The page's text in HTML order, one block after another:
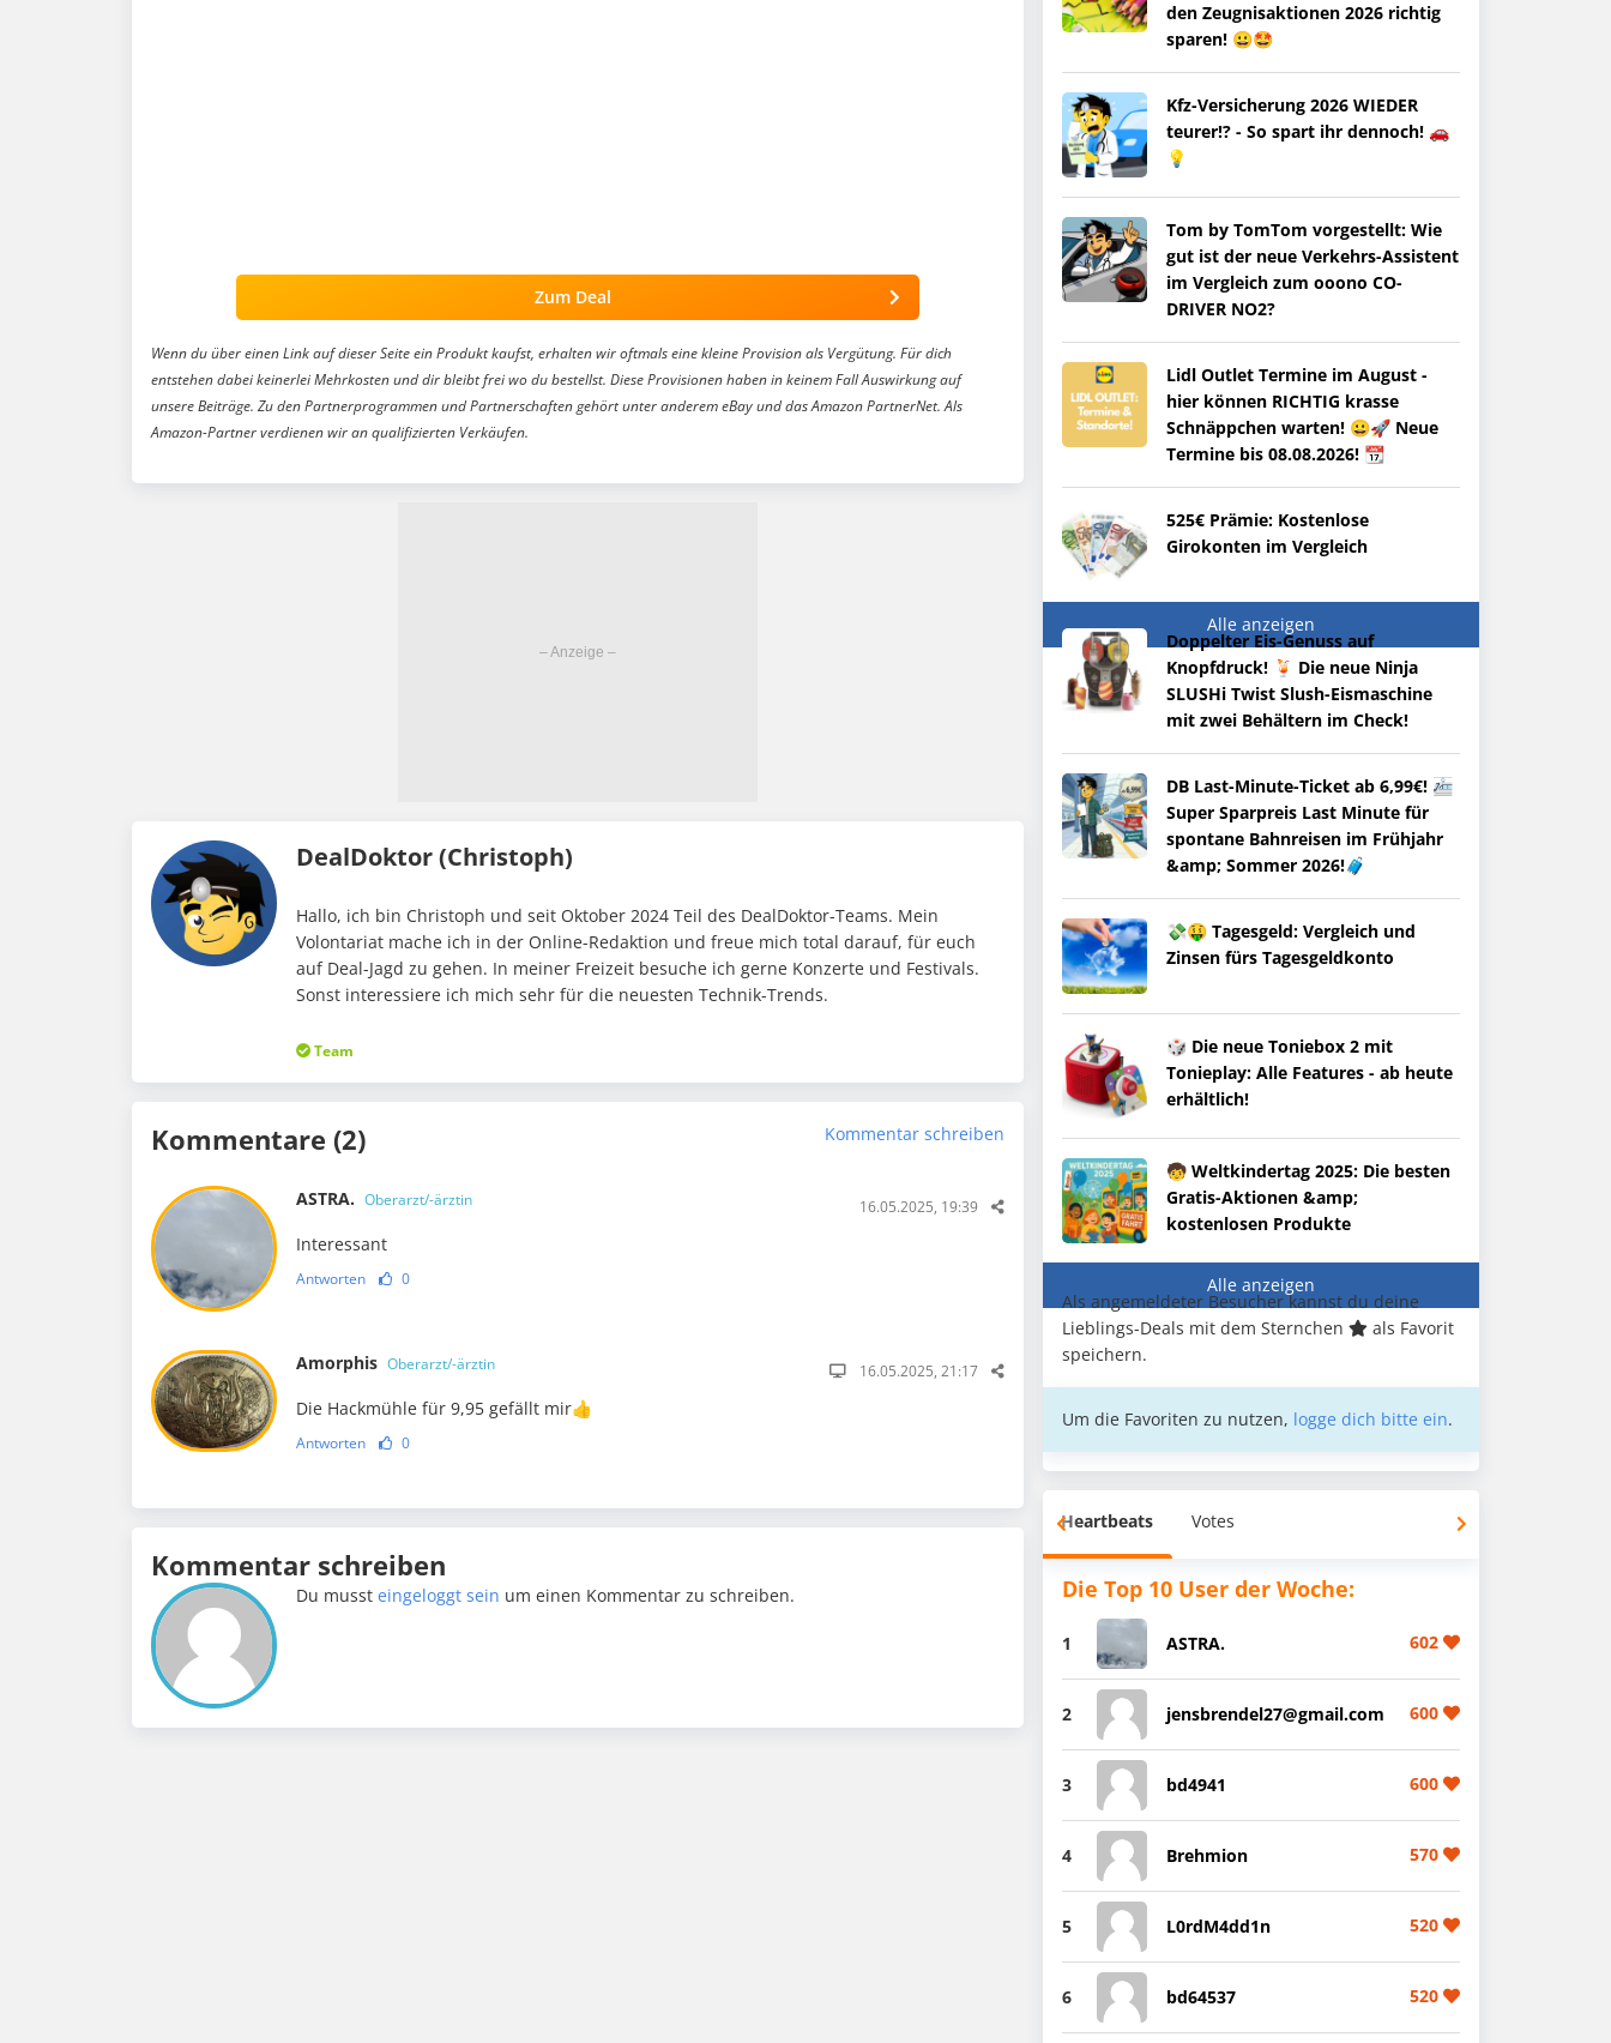
Zum Deal
Wenn du über einen Link auf dieser Seite ein Produkt kaufst, erhalten wir oftmals eine kleine Provision als Vergütung. Für dich
entstehen dabei keinerlei Mehrkosten und dir bleibt frei wo du bestellst. Diese Provisionen haben in keinem Fall Auswirkung auf
unsere Beiträge. Zu den Partnerprogrammen und Partnerschaften gehört unter anderem eBay und das Amazon PartnerNet. Als
Amazon-Partner verdienen wir an qualifizierten Verkäufen.
DealDoktor (Christoph)
Hallo, ich bin Christoph und seit Oktober 2024 Teil des DealDoktor-Teams. Mein
Volontariat mache ich in der Online-Redaktion und freue mich total darauf, für euch
auf Deal-Jagd zu gehen. In meiner Freizeit besuche ich gerne Konzerte und Festivals.
Sonst interessiere ich mich sehr für die neuesten Technik-Trends.
Team
Kommentare (2) Kommentar schreiben
ASTRA. Oberarzt/-ärztin 16.05.2025, 19:39
Interessant
Antworten 0
Amorphis Oberarzt/-ärztin 16.05.2025, 21:17
Die Hackmühle für 9,95 gefällt mir👍
Antworten 0
Kommentar schreiben
Du mussteingeloggt sein um einen Kommentar zu schreiben.
den Zeugnisaktionen 2026 richtig
sparen! 😀🤩
Kfz-Versicherung 2026 WIEDER
teurer!? - So spart ihr dennoch! 🚗
💡
Tom by TomTom vorgestellt: Wie
gut ist der neue Verkehrs-Assistent
im Vergleich zum ooono CO-
DRIVER NO2?
Lidl Outlet Termine im August -
hier können RICHTIG krasse
Schnäppchen warten! 😀🚀 Neue
Termine bis 08.08.2026! 📆
525€ Prämie: Kostenlose
Girokonten im Vergleich
Alle anzeigen
Doppelter Eis-Genuss auf
Knopfdruck! 🍹 Die neue Ninja
SLUSHi Twist Slush-Eismaschine
mit zwei Behältern im Check!
DB Last-Minute-Ticket ab 6,99€! 🚈
Super Sparpreis Last Minute für
spontane Bahnreisen im Frühjahr
&amp; Sommer 2026!🧳
💸🤑 Tagesgeld: Vergleich und
Zinsen fürs Tagesgeldkonto
🎲 Die neue Toniebox 2 mit
Tonieplay: Alle Features - ab heute
erhältlich!
🧒 Weltkindertag 2025: Die besten
Gratis-Aktionen &amp;
kostenlosen Produkte
Alle anzeigen
Als angemeldeter Besucher kannst du deine
Lieblings-Deals mit dem Sternchen
als Favorit
speichern.
Um die Favoriten zu nutzen, logge dich bitte ein.
Heartbeats Votes
Die Top 10 User der Woche:
1 ASTRA. 602
2 jensbrendel27@gmail.com 600
3 bd4941 600
4 Brehmion 570
5 L0rdM4dd1n 520
6 bd64537 520